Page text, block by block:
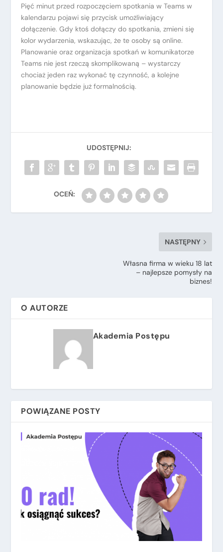
Pięć minut przed rozpoczęciem spotkania w Teams w
kalendarzu pojawi się przycisk umożliwiający
dołączenie. Gdy ktoś dołączy do spotkania, zmieni się
kolor wydarzenia, wskazując, że te osoby są online.
Planowanie oraz organizacja spotkań w komunikatorze
Teams nie jest rzeczą skomplikowaną – wystarczy
chociaż jeden raz wykonać tę czynność, a kolejne
planowanie będzie już formalnością.
NASTĘPNY
Własna firma w wieku 18 lat
– najlepsze pomysły na
biznes!
O AUTORZE
Akademia Postępu
POWIĄZANE POSTY